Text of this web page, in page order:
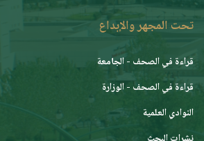
تحت المجهر والإبداع
قراءة في الصحف - الجامعة
قراءة في الصحف - الوزارة
النوادي العلمية